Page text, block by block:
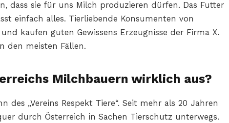
dass sie für uns Milch produzieren dürfen. Das Futter
einfach alles. Tierliebende Konsumenten von
kaufen guten Gewissens Erzeugnisse der Firma X.
den meisten Fällen.
Milchbauern wirklich aus?
des „Vereins Respekt Tiere“. Seit mehr als 20 Jahren
durch Österreich in Sachen Tierschutz unterwegs.